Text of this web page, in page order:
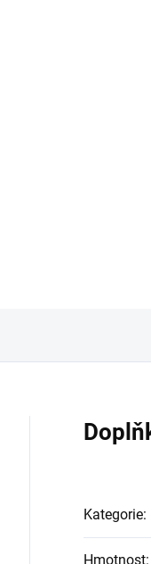
Kategorie:
Hmotnost: